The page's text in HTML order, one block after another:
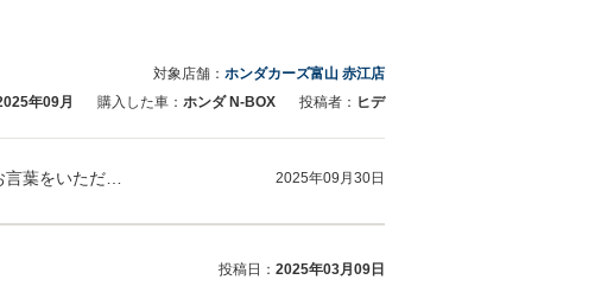
対象店舗： ホンダカーズ富山 赤江店
年09月 購入した車： ホンダ N-BOX 投稿者： ヒデ
2025年09月30日
投稿日： 2025年03月09日